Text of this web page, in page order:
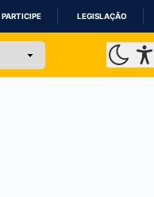
PARTICIPE LEGISLAÇÃO